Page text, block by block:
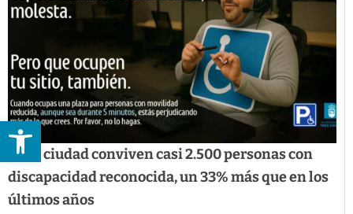
Abrir barra de herramientas
En la ciudad conviven casi 2.500 personas con
discapacidad reconocida, un 33% más que en los
últimos años